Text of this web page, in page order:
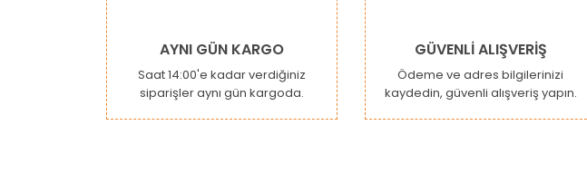
Ürün açıklamasında eksik bilgiler bulunuyor.
Ürün bilgilerinde hatalar bulunuyor.
Ürün fiyatı diğer sitelerden daha pahalı.
Bu ürüne benzer farklı alternatifler olmalı.
AYNI GÜN KARGO
Saat 14:00'e kadar verdiğiniz
siparişler aynı gün kargoda.
GÜVENLİ ALIŞVERİŞ
Ödeme ve adres bilgilerinizi
kaydedin, güvenli alışveriş yapın.